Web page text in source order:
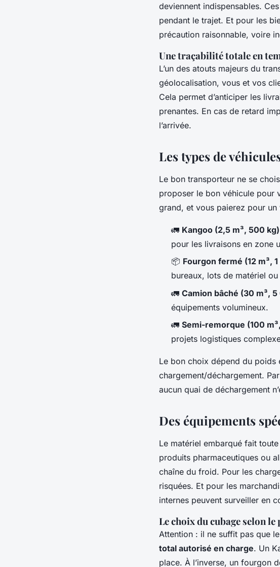
deviennent indispensables.
pendant le trajet. Et pour les
précaution raisonnable, voire
Une traçabilité totale en
L’un des atouts majeurs du
géolocalisation, vous et vos
Cela permet d’anticiper les
prenantes. En cas de retard
l’arrivée.
Les types de
Le bon transporteur ne se
proposer le bon véhicule pour
grand, et vous paierez pour un
🚛 Kangoo (2,5 m³, 500 kg)
pour les livraisons en zone
📦 Fourgon fermé (12 m³,
bureaux, lots de matériel
🚛 Camion bâché (30 m³,
équipements volumineux.
🚛 Semi-remorque (100
projets logistiques
Le bon choix dépend du poids
chargement/déchargement.
aucun quai de déchargement
Des équipements
Le matériel embarqué fait
produits pharmaceutiques ou
chaîne du froid. Pour les
risquées. Et pour les
internes peuvent surveiller en
Le choix du cubage selon le
Attention : il ne suffit pas que
total autorisé en charge. Un
place. À l’inverse, un fourgon